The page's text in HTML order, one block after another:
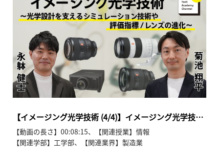
●web3とクリエイターエコノミーの未来~礒津 政明【Sony’s
Tech Academy Channel】
https://www.youtube.com/playlist?
list=PLT57hSt26YAz75U58g8D_Q4RfgzgPEFkx
第1回 クリエイターをエンパワーする新たな３つの要素
第2回 ビットコイン：分散型台帳、暗号技術、ウォレット
第3回 ビットコイン：トランザクションの発行/承認、ブロッ
クチェーン
ンサス
第5回 イーサリアム：スケーラビリティ、レイヤー２、
Soneium
第6回 分散型アプリケーション：NFT、ゲーム、DePIN
【イメージング光学技術 (4/4)】イメージング光学技術
(4/4) 菊池 翔平、永躰 健士、西川 純
【動画の長さ】00:08:15、【関連授業】情報
【関連学部】工学部、【関連業界】製造業